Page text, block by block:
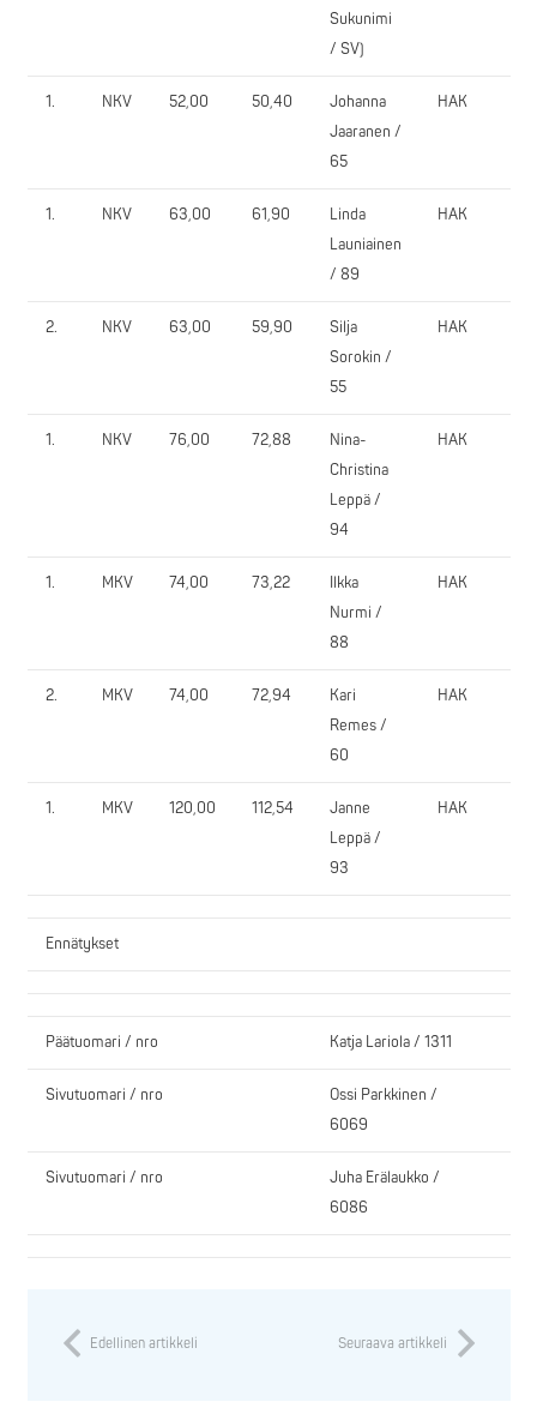
Sukunimi
/ SV)
1. NKV 52,00 50,40
Johanna
Jaaranen /
65
HAK
1. NKV 63,00 61,90
Linda
Launiainen
/ 89
HAK
2. NKV 63,00 59,90
Silja
Sorokin /
55
HAK
1. NKV 76,00 72,88
Nina-
Christina
Leppä /
94
HAK
1. MKV 74,00 73,22
Ilkka
Nurmi /
88
HAK
2. MKV 74,00 72,94
Kari
Remes /
60
HAK
1. MKV 120,00 112,54
Janne
Leppä /
93
HAK
Ennätykset
Päätuomari / nro Katja Lariola / 1311
Sivutuomari / nro
Ossi Parkkinen /
6069
Sivutuomari / nro
Juha Erälaukko /
6086
Edellinen artikkeli Seuraava artikkeli